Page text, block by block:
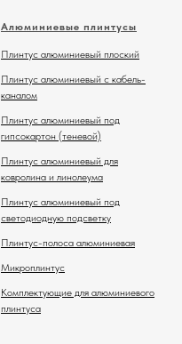
Алюминиевые плинтусы
Плинтус алюминиевый плоский
Плинтус алюминиевый с кабель-
каналом
Плинтус алюминиевый под
гипсокартон (теневой)
Плинтус алюминиевый для
ковролина и линолеума
Плинтус алюминиевый под
светодиодную подсветку
Плинтус-полоса алюминиевая
Микроплинтус
Комплектующие для алюминиевого
плинтуса